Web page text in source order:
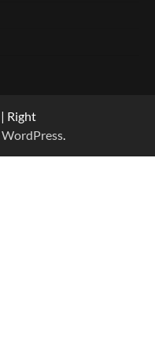
| Right
WordPress.